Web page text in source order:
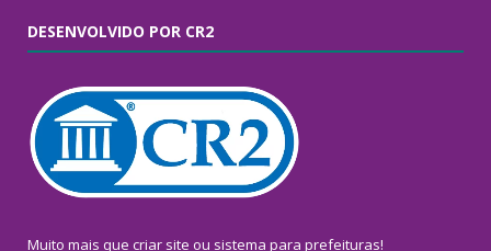
DESENVOLVIDO POR CR2
Muito mais que criar site ou sistema para prefeituras!